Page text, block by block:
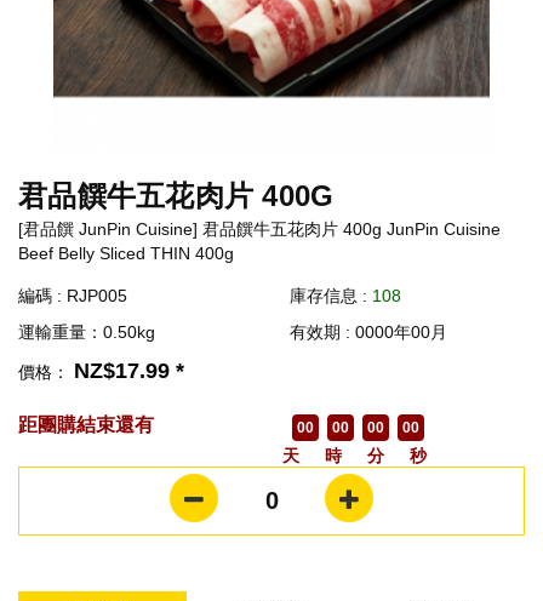
君品饌牛五花肉片 400G
[君品饌 JunPin Cuisine] 君品饌牛五花肉片 400g JunPin Cuisine
Beef Belly Sliced THIN 400g
編碼 : RJP005 庫存信息 : 108
運輸重量：0.50kg
有效期 : 0000年00月
價格： NZ$17.99 *
距團購結束還有 00 00 00 00
天 時 分 秒
0